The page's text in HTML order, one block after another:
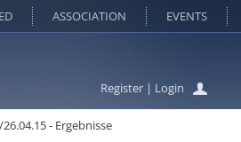
Register | Login
ASSOCIATION EVENTS
- Ergebnisse